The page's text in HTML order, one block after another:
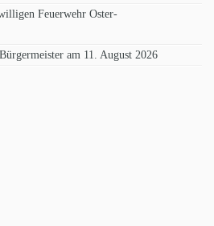
Feuerwehr Oster-
am 11. August 2026